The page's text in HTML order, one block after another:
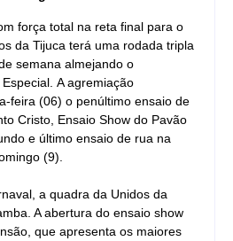
força total na reta final para o
da Tijuca terá uma rodada tripla
semana almejando o
A agremiação
feira (06) o penúltimo ensaio de
Cristo, Ensaio Show do Pavão
e último ensaio de rua na
(9).
a quadra da Unidos da
A abertura do ensaio show
que apresenta os maiores